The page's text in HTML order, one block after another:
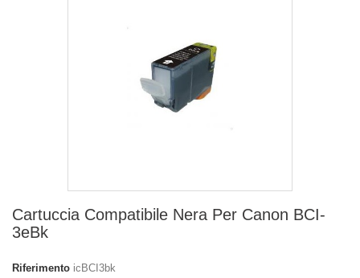
Cartuccia Compatibile Nera Per Canon BCI-
3eBk
Riferimento icBCI3bk